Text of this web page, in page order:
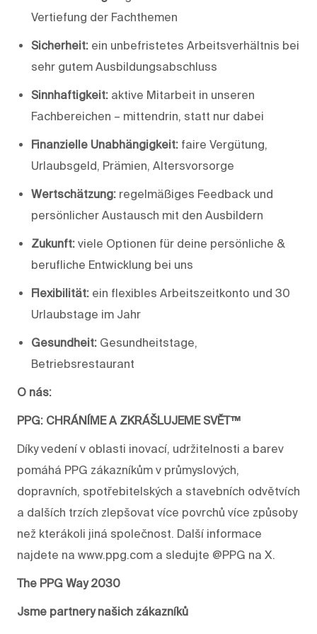
Vertiefung der Fachthemen
Sicherheit: ein unbefristetes Arbeitsverhältnis bei
sehr gutem Ausbildungsabschluss
Sinnhaftigkeit: aktive Mitarbeit in unseren
Fachbereichen – mittendrin, statt nur dabei
Finanzielle Unabhängigkeit: faire Vergütung,
Urlaubsgeld, Prämien, Altersvorsorge
Wertschätzung: regelmäßiges Feedback und
persönlicher Austausch mit den Ausbildern
Zukunft: viele Optionen für deine persönliche &
berufliche Entwicklung bei uns
Flexibilität: ein flexibles Arbeitszeitkonto und 30
Urlaubstage im Jahr
Gesundheit: Gesundheitstage,
Betriebsrestaurant
O nás:
PPG: CHRÁNÍME A ZKRÁŠLUJEME SVĚT™
Díky vedení v oblasti inovací, udržitelnosti a barev
pomáhá PPG zákazníkům v průmyslových,
dopravních, spotřebitelských a stavebních odvětvích
a dalších trzích zlepšovat více povrchů více způsoby
než kterákoli jiná společnost. Další informace
najdete na www.ppg.com a sledujte @PPG na X.
The PPG Way 2030
Jsme partnery našich zákazníků